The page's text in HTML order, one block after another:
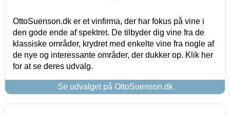
OttoSuenson.dk er et vinfirma, der har fokus på vine i
den gode ende af spektret. De tilbyder dig vine fra de
klassiske områder, krydret med enkelte vine fra nogle af
de nye og interessante områder, der dukker op. Klik her
for at se deres udvalg.
Se udvalget på OttoSuenson.dk